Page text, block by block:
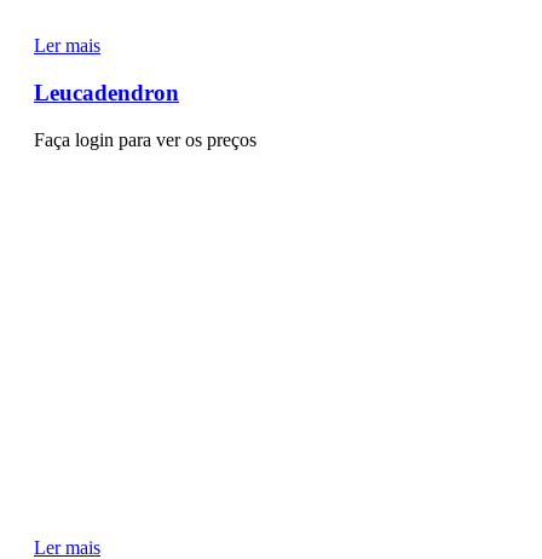
Ler mais
Leucadendron
Faça login para ver os preços
Ler mais